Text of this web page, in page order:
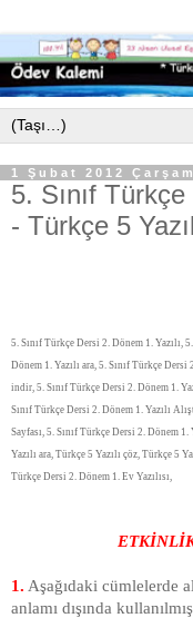
1 Şubat 2012
5. Sınıf
- Türkçe 5
5. Sınıf Türkçe Dersi 2. Dönem 1. Yazılı,
Dönem 1. Yazılı ara, 5. Sınıf Türkçe Dersi
indir, 5. Sınıf Türkçe Dersi 2. Dönem 1.
Sınıf Türkçe Dersi 2. Dönem 1. Yazılı
Sayfası, 5. Sınıf Türkçe Dersi 2. Dönem 1.
Yazılı ara, Türkçe 5 Yazılı çöz, Türkçe 5
Türkçe Dersi 2. Dönem 1. Ev Yazılısı,
1. Aşağıdaki cümlelerde
anlamı dışında